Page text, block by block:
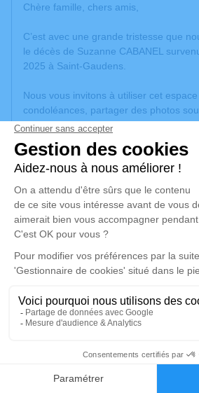
Faire-part
Chère famille, chers amis,
C’est avec une grande tristesse que
le décès de Suzanne CABANEL
2025 à Saint-Gaudens.
Nous vous invitons à utiliser cet
condoléances, partager des photos
anecdote ou exprimer vos pensées à
ou des textes. Cet endroit est un lieu
honorer la mémoire de Suzanne
Un service de plantation d’arbre
lundi 13 janvier 2025 à 10h45
Crématorium des Pyrénées
Route de Tarbes